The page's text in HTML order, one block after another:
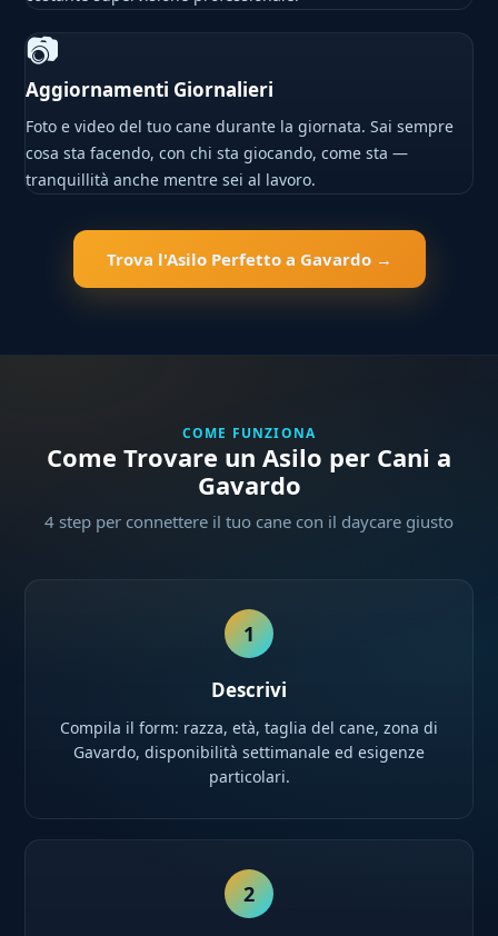
📷
Aggiornamenti Giornalieri
Foto e video del tuo cane durante la giornata. Sai sempre
cosa sta facendo, con chi sta giocando, come sta —
tranquillità anche mentre sei al lavoro.
Trova l'Asilo Perfetto a Gavardo →
COME FUNZIONA
Come Trovare un Asilo per Cani a
Gavardo
4 step per connettere il tuo cane con il daycare giusto
1
Descrivi
Compila il form: razza, età, taglia del cane, zona di
Gavardo, disponibilità settimanale ed esigenze
particolari.
2